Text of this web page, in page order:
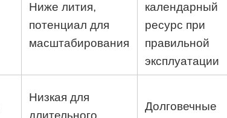
Ниже лития,
потенциал для
масштабирования
календарный
ресурс при
правильной
эксплуатации
Низкая для
Долговечные